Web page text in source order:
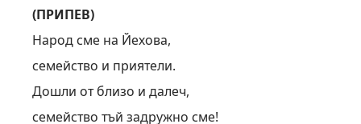
(ПРИПЕВ)
Народ сме на Йехова,
семейство и приятели.
Дошли от близо и далеч,
семейство тъй задружно сме!